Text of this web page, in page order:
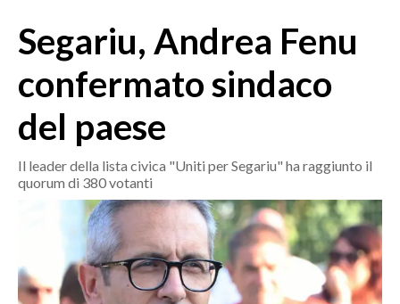
ORISTANO E PROVINCIA
SASSARI E PROVINCIA
GALLURA
NUORO E PROVINCIA
OGLIASTRA
AGENDA
MONDO
Segariu, Andrea Fenu
confermato sindaco
del paese
Il leader della lista civica "Uniti per Segariu" ha raggiunto il
quorum di 380 votanti